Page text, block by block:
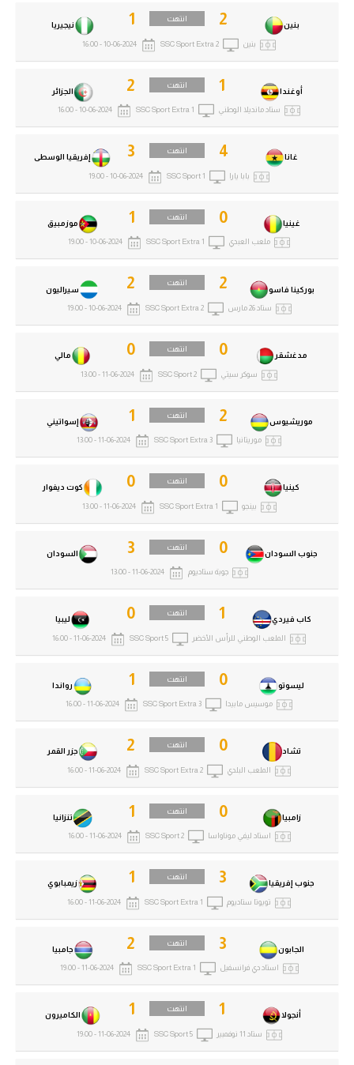
أنجولا 1 انتهت
الكاميرون 1
ستاد 11 نوفمبير SSC Sport 5
11-06-2024 - 19:00
الجابون 3 انتهت
جامبيا 2
استاد دي فرانسفيل SSC Sport Extra 1
11-06-2024 - 19:00
جنوب إفريقيا 3 انتهت
زيمبابوي 1
تويوتا ستاديوم SSC Sport Extra 1
11-06-2024 - 16:00
زامبيا 0 انتهت
تنزانيا 1
استاد ليفي موناواسا SSC Sport 2
11-06-2024 - 16:00
تشاد 0 انتهت
جزر القمر 2
الملعب البلدي SSC Sport Extra 2
11-06-2024 - 16:00
ليسوتو 0 انتهت
رواندا 1
موسيس مابيدا SSC Sport Extra 3
11-06-2024 - 16:00
كاب فيردي 1 انتهت
ليبيا 0
الملعب الوطني للرأس الأخضر SSC Sport 5
11-06-2024 - 16:00
جنوب السودان 0 انتهت
السودان 3
جوبة ستاديوم 11-06-2024 - 13:00
كينيا 0 انتهت
كوت ديفوار 0
بينجو SSC Sport Extra 1
11-06-2024 - 13:00
موريشيوس 2 انتهت
إسواتيني 1
موريتانيا SSC Sport Extra 3
11-06-2024 - 13:00
مدغشقر 0 انتهت
مالي 0
سوكر سيتي SSC Sport 2
11-06-2024 - 13:00
بوركينا فاسو 2 انتهت
سيراليون 2
ستاد 26 مارس SSC Sport Extra 2
10-06-2024 - 19:00
غينيا 0 انتهت
موزمبيق 1
ملعب العبدي SSC Sport Extra 1
10-06-2024 - 19:00
غانا 4 انتهت
إفريقيا الوسطى 3
بابا يارا SSC Sport 1
10-06-2024 - 19:00
أوغندا 1 انتهت
الجزائر 2
ستاد مانديلا الوطني SSC Sport Extra 1
10-06-2024 - 16:00
بنين 2 انتهت
نيجيريا 1
بنين SSC Sport Extra 2
10-06-2024 - 16:00